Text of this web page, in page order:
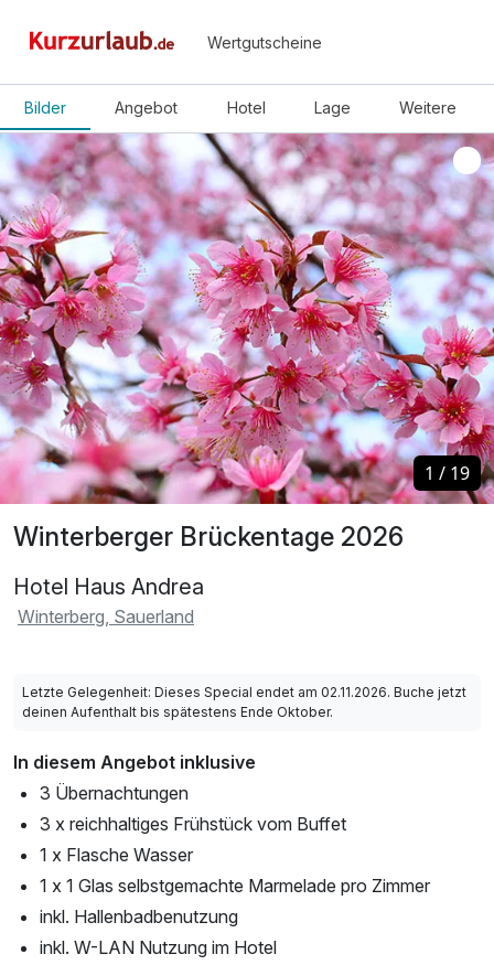
Wertgutscheine
Bilder Angebot Hotel Lage Weitere
Winterberger Brückentage 2026
Hotel Haus Andrea
Winterberg, Sauerland
1 / 19
1 / 19
Letzte Gelegenheit: Dieses Special endet am 02.11.2026. Buche jetzt
deinen Aufenthalt bis spätestens Ende Oktober.
In diesem Angebot inklusive
3 Übernachtungen
3 x reichhaltiges Frühstück vom Buffet
1 x Flasche Wasser
1 x 1 Glas selbstgemachte Marmelade pro Zimmer
inkl. Hallenbadbenutzung
inkl. W-LAN Nutzung im Hotel